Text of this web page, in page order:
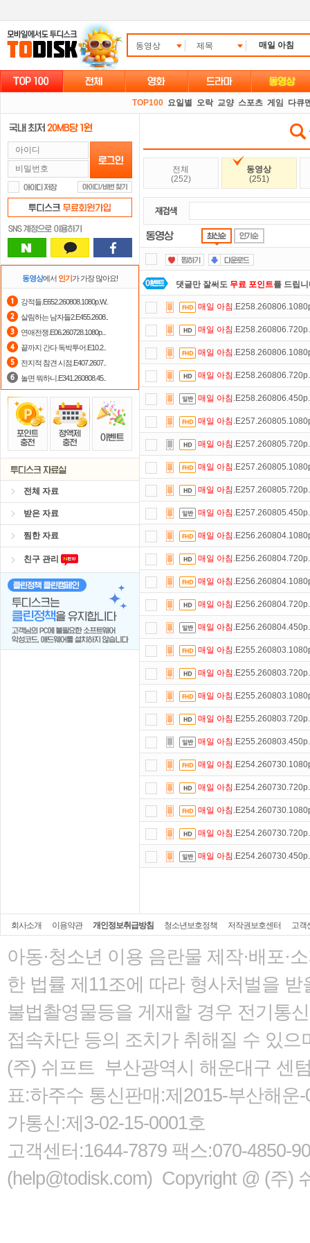
동영상 제목
TOP100 요일별 오락 교양 스포츠 게임 다큐
동영상에서 인기가 가장 많아요!
강적들.E652.260808.1080p.W..
살림하는 남자들2.E455.2608..
연애전쟁.E06.260728.1080p...
끝까지 간다 독박투어.E10.2..
전지적 참견 시점.E407.2607..
놀면 뭐하니.E341.260808.45..
전체 자료
받은 자료
찜한 자료
친구 관리
전체
(252)
동영상
(251)
댓글만 잘써도 무료 포인트를 드립
요즘 뭐가 재밌지?고민되면 눌러봐!
출석체크이벤트!매일매일출석체
숨어있는 카드 마일리지 조회하고
포인트할인쿠폰 사용방법안내
자녀보호기능으로 가족과 함께 투디
스마트TV로 투디스크영화,드라마,
매일 아침
매일 아침
매일 아침
매일 아침
매일 아침
매일 아침
매일 아침
매일 아침
매일 아침
매일 아침
매일 아침
매일 아침
매일 아침
매일 아침
매일 아침
매일 아침
매일 아침
매일 아침
매일 아침
매일 아침
매일 아침
매일 아침
매일 아침
매일 아침
매일 아침
회사소개 이용약관 개인정보취급방침 청소년보호정책 저작권보호센터 고객
아동·청소년 이용 음란물 제작·배포·
한 법률 제11조에 따라 형사처벌을 받
불법촬영물등을 게재할 경우 전기통
접속차단 등의 조치가 취해질 수 있으
(주) 쉬프트 부산광역시 해운대구 센
표:하주수 통신판매:제2015-부산해
가통신:제3-02-15-0001호
고객센터:1644-7879 팩스:070-4850-
(help@todisk.com) Copyright @ (주)